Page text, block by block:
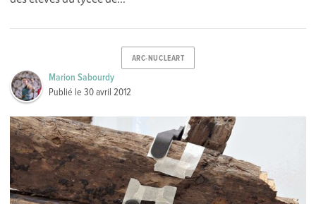
ARC-NUCLEART
Marion Sabourdy
Publié le30 avril 2012